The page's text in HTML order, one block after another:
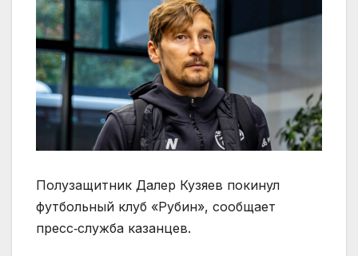
Полузащитник Далер Кузяев покинул
футбольный клуб «Рубин», сообщает
пресс‑служба казанцев.